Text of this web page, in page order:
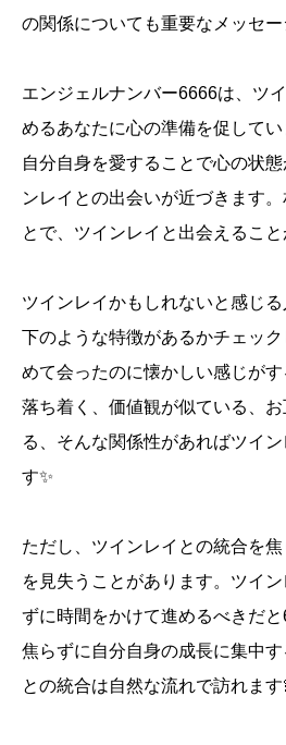
の関係についても重要なメッセ
エンジェルナンバー6666は、ツ
めるあなたに心の準備を促してい
自分自身を愛することで心の状
ンレイとの出会いが近づきます
とで、ツインレイと出会えるこ
ツインレイかもしれないと感じ
下のような特徴があるかチェッ
めて会ったのに懐かしい感じが
落ち着く、価値観が似ている、
る、そんな関係性があればツイ
す✨
ただし、ツインレイとの統合を
を見失うことがあります。ツイ
ずに時間をかけて進めるべきだと
焦らずに自分自身の成長に集中
との統合は自然な流れで訪れます